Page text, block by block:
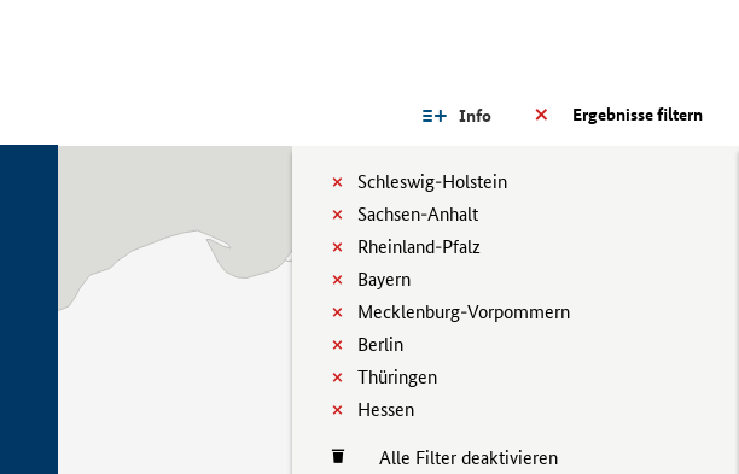
Ergebnisse filtern
Info
Schleswig-Holstein
Sachsen-Anhalt
Rheinland-Pfalz
Bayern
Mecklenburg-Vorpommern
Berlin
Thüringen
Hessen
Alle Filter deaktivieren